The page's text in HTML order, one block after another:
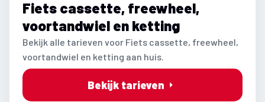
Fiets cassette, freewheel,
voortandwiel en ketting
Bekijk alle tarieven voor Fiets cassette, freewheel,
voortandwiel en ketting aan huis.
Bekijk tarieven